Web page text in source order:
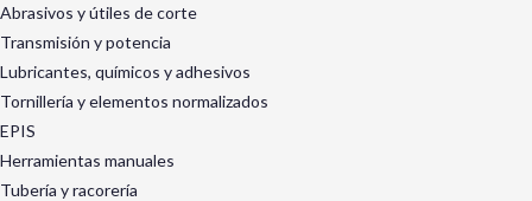
Abrasivos y útiles de corte
Transmisión y potencia
Lubricantes, químicos y adhesivos
Tornillería y elementos normalizados
EPIS
Herramientas manuales
Tubería y racorería